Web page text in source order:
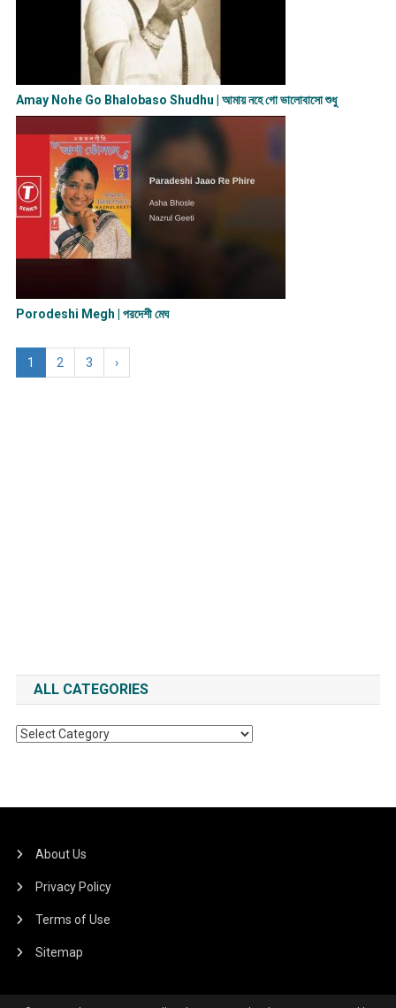
Amay Nohe Go Bhalobaso Shudhu | আমায় নহে গো ভালোবাসো শুধু
Porodeshi Megh | পরদেশী মেঘ
1 2 3 ›
ALL CATEGORIES
All
About Us
Privacy Policy
Terms of Use
Sitemap